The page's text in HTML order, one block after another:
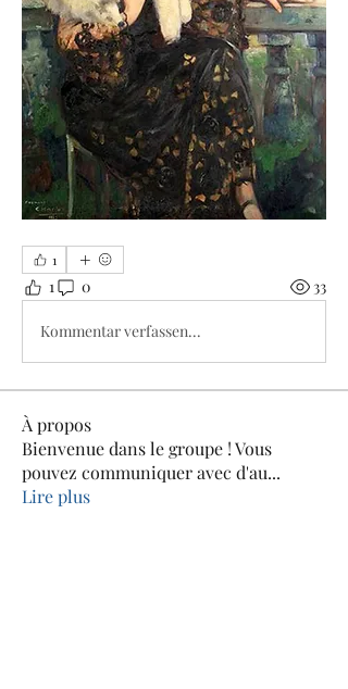
1
1 0 33
Kommentar verfassen...
À propos
Bienvenue dans le groupe ! Vous
pouvez communiquer avec d'au...
Lire plus